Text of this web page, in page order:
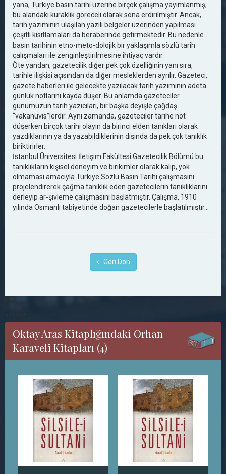
yana, Türkiye basın tarihi üzerine birçok çalışma yayımlanmış,
bu alandaki kuraklık göreceli olarak sona erdirilmiştir. Ancak,
tarih yazımının ulaşılan yazılı belgeler üzerinden yapılması
çeşitli kısıtlamaları da beraberinde getirmektedir. Bu nedenle
basın tarihinin etno-meto-dolojik bir yaklaşımla sözlü tarih
çalışmaları ile zenginleştirilmesine ihtiyaç vardır.
Öte yandan, gazetecilik diğer pek çok özelliğinin yanı sıra,
tarihle ilişkisi açısından da diğer mesleklerden ayrılır. Gazeteci,
gazete haberleri ile gelecekte yazılacak tarih yazımının adeta
günlük notlarını kayda düşer. Bu anlamda gazeteciler
günümüzün tarih yazıcıları, bir başka deyişle çağdaş
“vakanüvis”lerdir. Aynı zamanda, gazeteciler tarihe not
düşerken birçok tarihi olayın da birinci elden tanıkları olarak
yazdıklarının ya da yazabildiklerinin dışında da pek çok tanıklık
biriktirirler.
İstanbul Üniversitesi İletişim Fakültesi Gazetecilik Bölümü bu
tanıklıkların kişisel deneyim ve birikimler olarak kalıp, yok
olmaması amacıyla Türkiye Sözlü Basın Tarihi çalışmasını
projelendirerek çağma tanıklık eden gazetecilerin tanıklıklarını
derleyip ar-şivleme çalışmasını başlatmıştır. Çalışma, 1910
yılında Osmanlı tabiyetinde doğan gazetecilerle başlatılmıştır...
Geri Dön
Oktay Aras Kitaplığındaki Orhan
Karaveli Kitapları (4)